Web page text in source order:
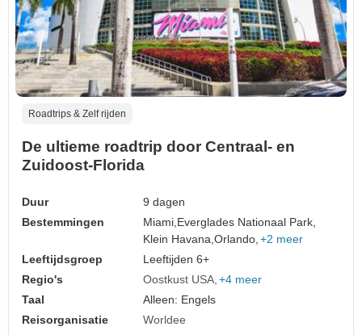
Roadtrips & Zelf rijden
De ultieme roadtrip door Centraal- en
Zuidoost-Florida
Duur
9 dagen
Bestemmingen
Miami, Everglades Nationaal Park,
Klein Havana,Orlando, +2 meer
Leeftijdsgroep
Leeftijden 6+
Regio's
Oostkust USA +4 meer
Taal
Alleen: Engels
Reisorganisatie
Worldee